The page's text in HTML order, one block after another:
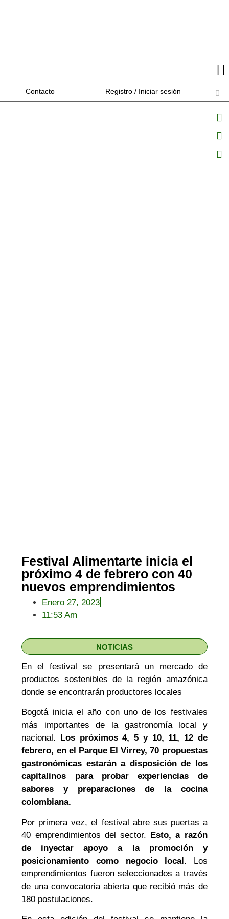
Contacto Registro / Iniciar sesión
Festival Alimentarte inicia el
próximo 4 de febrero con 40
nuevos emprendimientos
Enero 27, 2023
11:53 Am
NOTICIAS
En el festival se presentará un mercado de
productos sostenibles de la región amazónica
donde se encontrarán productores locales
Bogotá inicia el año con uno de los festivales
más importantes de la gastronomía local y
nacional.
Los próximos 4, 5 y 10, 11, 12 de
febrero, en el Parque El Virrey, 70 propuestas
gastronómicas estarán a disposición de los
capitalinos para probar experiencias de
sabores y preparaciones de la cocina
colombiana.
Por primera vez, el festival abre sus puertas a
40 emprendimientos del sector. Esto, a razón
de inyectar apoyo a la promoción y
posicionamiento como negocio local. Los
emprendimientos fueron seleccionados a través
de una convocatoria abierta que recibió más de
180 postulaciones.